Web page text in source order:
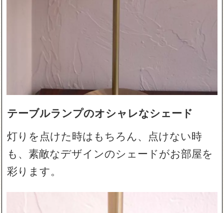
テーブルランプのオシャレなシェード
灯りを点けた時はもちろん、点けない時
も、素敵なデザインのシェードがお部屋を
彩ります。